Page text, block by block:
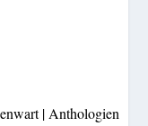
| Anthologien